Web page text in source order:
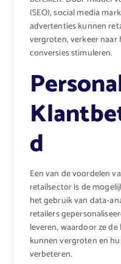
(SEO), social media
advertenties kunnen
vergroten, verkeer naar
conversies stimuleren.
d
Een van de voordelen
retailsector is de
het gebruik van data-
retailers
leveren, waardoor ze
kunnen vergroten en
verbeteren.